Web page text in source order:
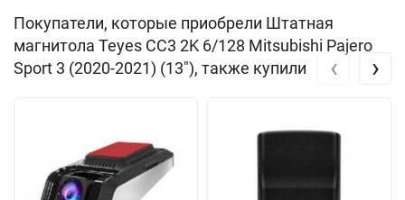
Покупатели, которые приобрели Штатная
магнитола Teyes CC3 2K 6/128 Mitsubishi Pajero
Sport 3 (2020-2021) (13"), также купили
‹ ›